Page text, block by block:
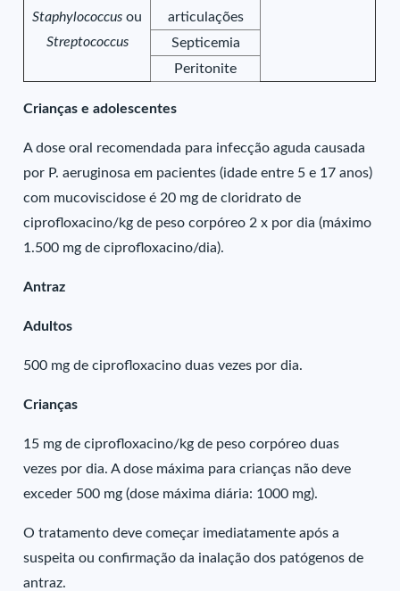
Staphylococcusou
Streptococcus
articulações
Septicemia
Peritonite
Crianças e adolescentes
A dose oral recomendada para infecção aguda causada
por P. aeruginosa em pacientes (idade entre 5 e 17 anos)
com mucoviscidose é 20 mg de cloridrato de
ciprofloxacino/kg de peso corpóreo 2 x por dia (máximo
1.500 mg de ciprofloxacino/dia).
Antraz
Adultos
500 mg de ciprofloxacino duas vezes por dia.
Crianças
15 mg de ciprofloxacino/kg de peso corpóreo duas
vezes por dia. A dose máxima para crianças não deve
exceder 500 mg (dose máxima diária: 1000 mg).
O tratamento deve começar imediatamente após a
suspeita ou confirmação da inalação dos patógenos de
antraz.